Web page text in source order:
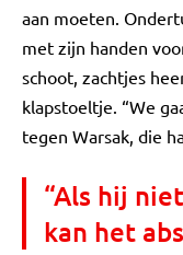
aan moeten.
met zijn handen
schoot, zachtjes
klapstoeltje. “We
tegen Warsak, die
“Als hij
kan het